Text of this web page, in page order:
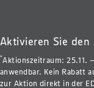
Aktivieren Sie den
*Aktionszeitraum: 25.11.
anwendbar. Kein Rabatt
zur Aktion direkt in der